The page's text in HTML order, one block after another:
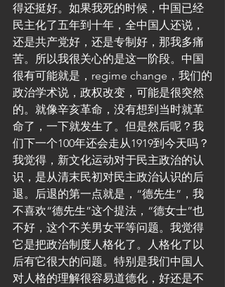
得还挺好。如果我死的时候，中国已经
民主化了五年到十年，全中国人还说，
还是共产党好，还是专制好，那我多痛
苦。所以我很关心的是这一阶段。中国
很有可能就是，regime change，我们的
政治学术说，政权改变，可能是很突然
的。就像辛亥革命，没有想到当时就革
命了，一下就发生了。但是然后呢？我
们下一个100年还会走从1919到今天吗？
我觉得，新文化运动对于民主政治的认
识，是从清末民初对民主政治认识的后
退。后退的第一点就是，“德先生”，我
不喜欢“德先生”这个提法，“德女士”也
不好，这个不关男女平等问题。我觉得
它是把政治制度人格化了。人格化了以
后有它很大的问题。特别是我们中国人
对人格的理解很容易道德化，好还是不